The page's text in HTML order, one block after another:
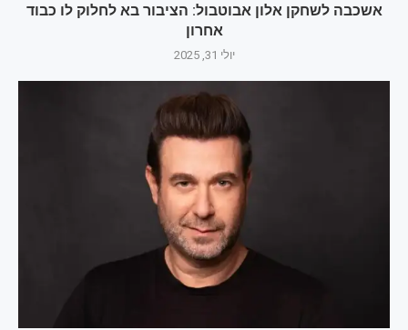
אשכבה לשחקן אלון אבוטבול: הציבור בא לחלוק לו כבוד
אחרון
יולי 31, 2025